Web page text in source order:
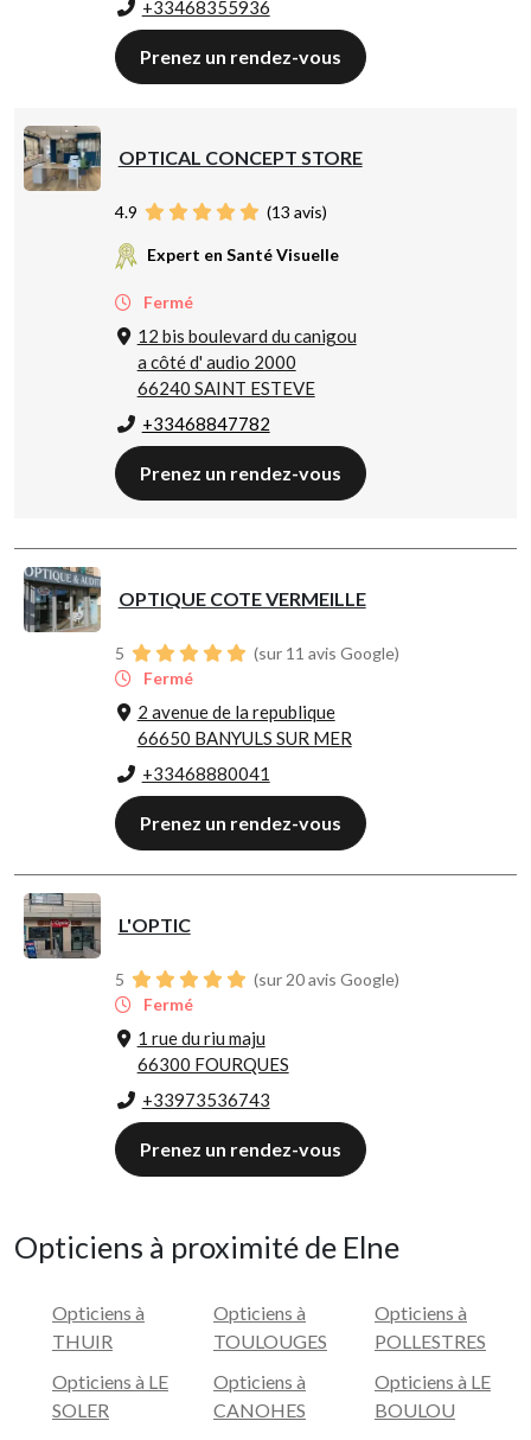
+33468355936
Prenez un rendez-vous
OPTICAL CONCEPT STORE
4.9 (13 avis)
Expert en Santé Visuelle
Fermé
12 bis boulevard du canigou
a côté d' audio 2000
66240 SAINT ESTEVE
+33468847782
Prenez un rendez-vous
OPTIQUE COTE VERMEILLE
5
(sur 11 avis Google)
Fermé
2 avenue de la republique
66650 BANYULS SUR MER
+33468880041
Prenez un rendez-vous
L'OPTIC
5
(sur 20 avis Google)
Fermé
1 rue du riu maju
66300 FOURQUES
+33973536743
Prenez un rendez-vous
Opticiens à proximité de Elne
Opticiens à
THUIR
Opticiens à LE
SOLER
Opticiens à
TOULOUGES
Opticiens à
CANOHES
Opticiens à
POLLESTRES
Opticiens à LE
BOULOU